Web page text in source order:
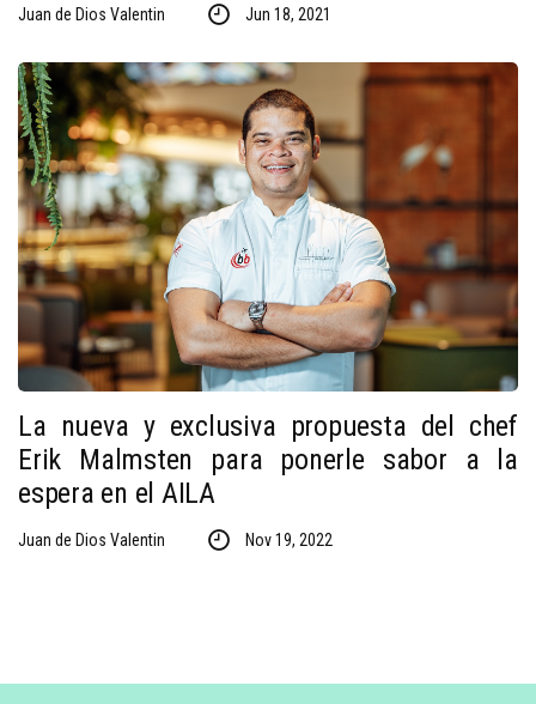
Juan de Dios Valentin Jun 18, 2021
La nueva y exclusiva propuesta del chef
Erik Malmsten para ponerle sabor a la
espera en el AILA
Juan de Dios Valentin Nov 19, 2022